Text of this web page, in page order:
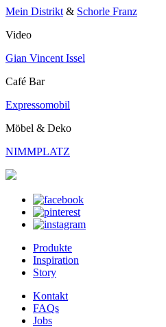
Mein Distrikt& Schorle Franz
Video
Gian Vincent Issel
Café Bar
Expressomobil
Möbel & Deko
NIMMPLATZ
Produkte
Inspiration
Story
Kontakt
FAQs
Jobs